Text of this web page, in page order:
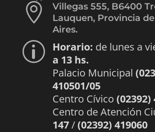

Villegas 555, B6400
Lauquen, Provincia
Aires.
p Horario: de lunes a
a 13 hs.
Palacio Municipal
410501/05
Centro Cívico (02392)
Centro de Atención
147/(02392) 419060